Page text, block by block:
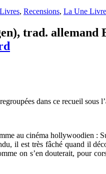
, Recensions, La Une
trad.
dans ce recueil sous
au cinéma hollywoodien :
il est très fâché quand il
on s’en douterait, pour